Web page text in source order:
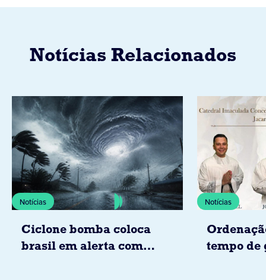
Notícias Relacionados
Notícias
Ciclone bomba coloca
brasil em alerta com
Notícias
tempo de